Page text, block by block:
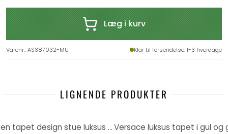
Læg i kurv
Varenr.:AS387032-MU Klar til forsendelse: 1-3 hverdage
LIGNENDE PRODUKTER
Versace tapet i guld non-woven tapet design stue luksus tapet